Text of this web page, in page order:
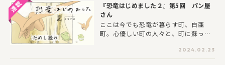
ちゃがイラストで登場しているのです
♪大好きなおもちゃが絵本に登場する
と、赤ちゃんは驚いて興味津々に。心
と脳を刺激する効果もぐんとアップ！
『恐竜はじめました２』第5回 パン屋
さん
ここは今でも恐竜が暮らす町、白亜
町。心優しい町の人々と、町に蘇った
かいストーリー。２月２日にファン待
望の単行本第二弾が発売になります。
2024.02.23